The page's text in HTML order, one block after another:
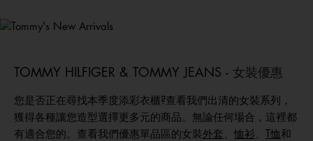
TOMMY HILFIGER & TOMMY JEANS - 女裝優惠
您是否正在尋找本季度添彩衣櫃?查看我們出清的女裝系列，
獲得各種讓您造型選擇更多元的商品。無論任何場合，這裡都
有適合您的。查看我們優惠單品區的女裝外套 、 恤衫 、 恤和